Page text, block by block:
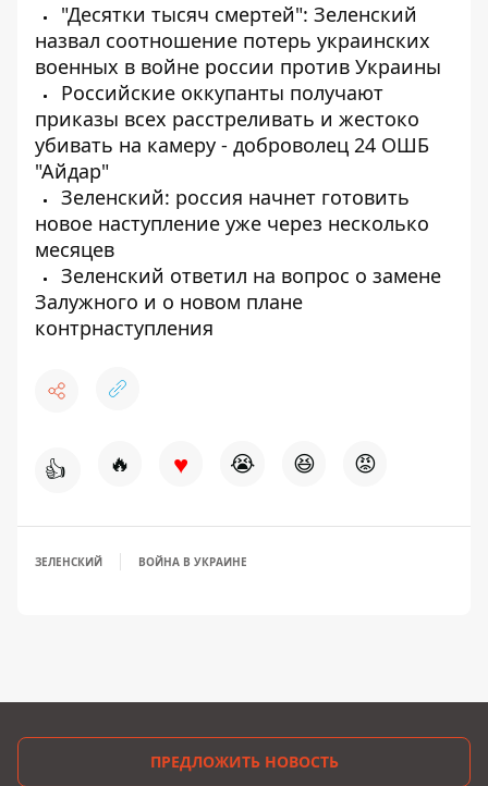
"Десятки тысяч смертей": Зеленский
назвал соотношение потерь украинских
военных в войне россии против Украины
Российские оккупанты получают
приказы всех расстреливать и жестоко
убивать на камеру - доброволец 24 ОШБ
"Айдар"
Зеленский: россия начнет готовить
новое наступление уже через несколько
месяцев
Зеленский ответил на вопрос о замене
Залужного и о новом плане
контрнаступления
👍 🔥 ♥ 😭 😆 😡
ЗЕЛЕНСКИЙ ВОЙНА В УКРАИНЕ
ПРЕДЛОЖИТЬ НОВОСТЬ